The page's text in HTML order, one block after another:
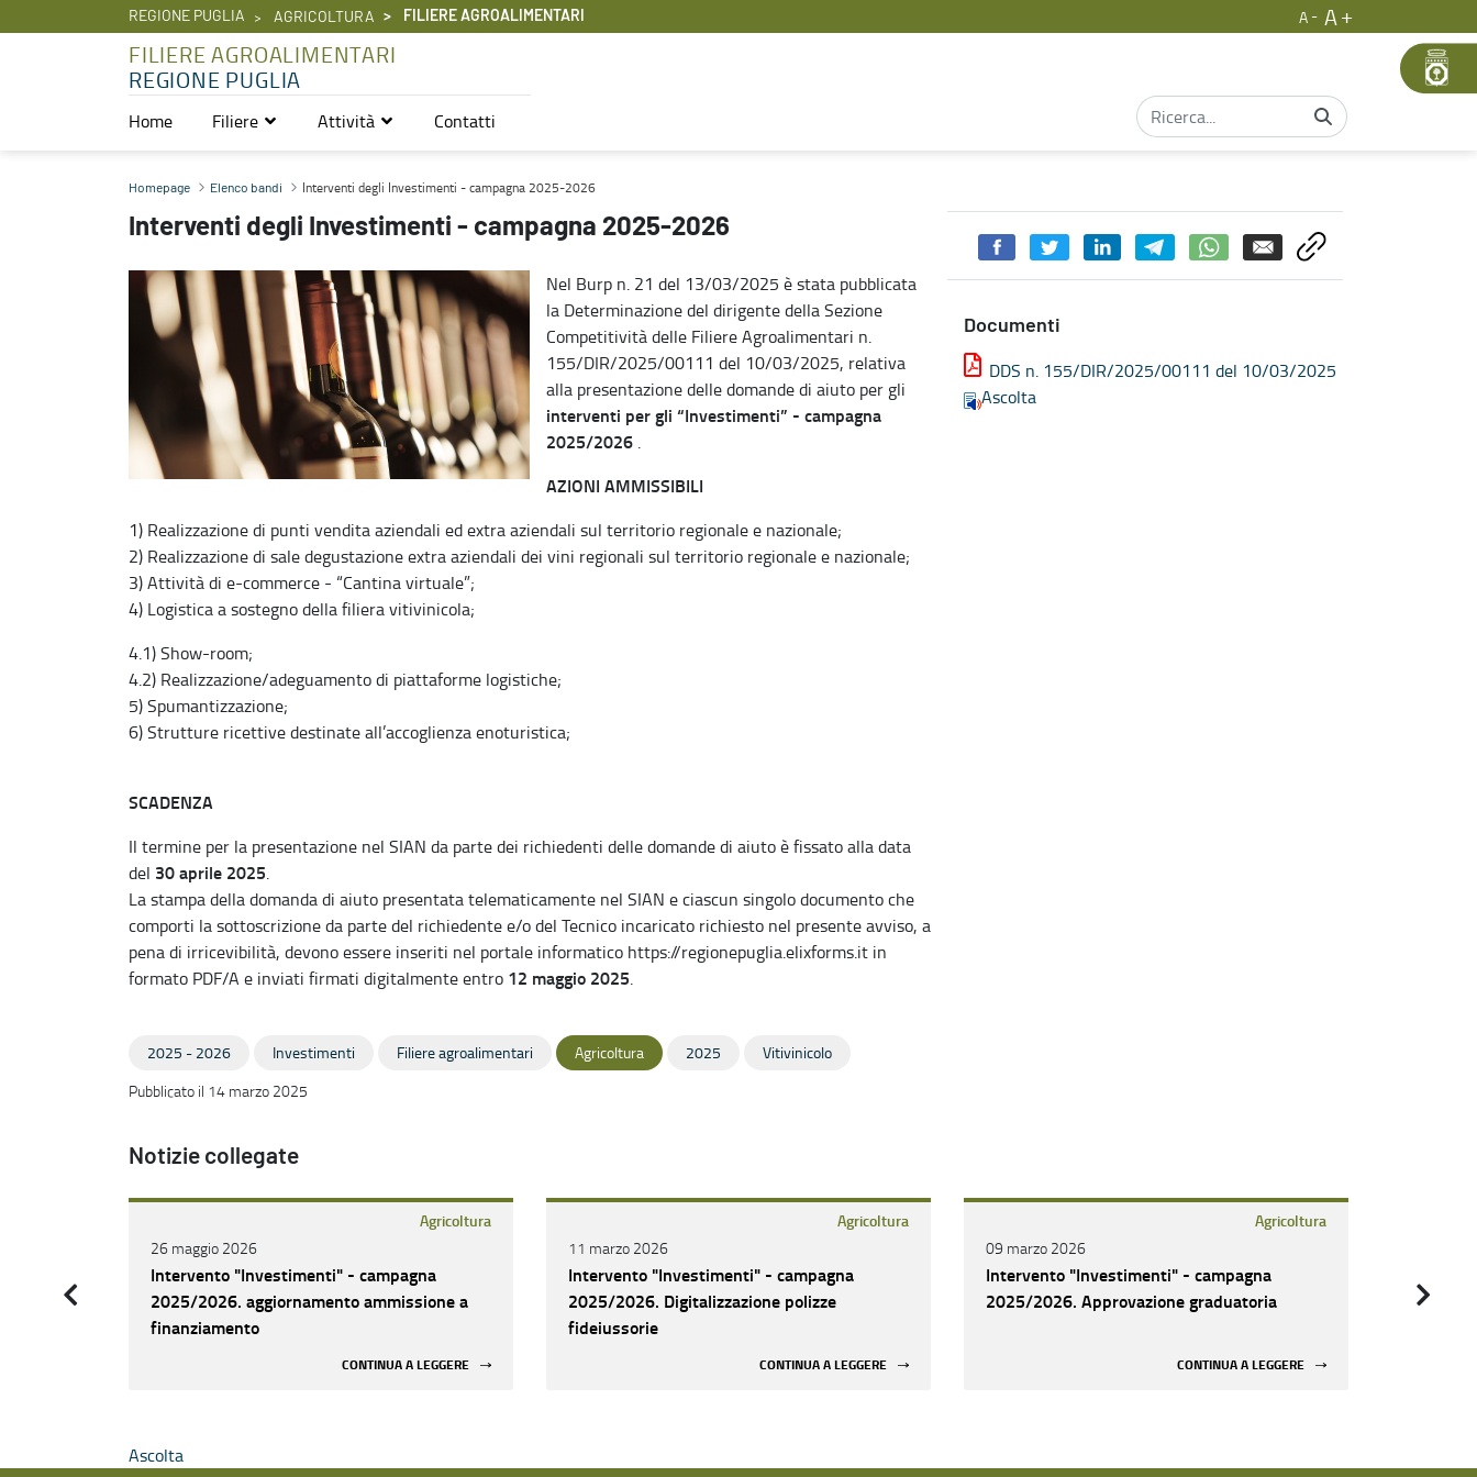
REGIONE PUGLIA AGRICOLTURA FILIERE AGROALIMENTARI A
A
FILIERE AGROALIMENTARI
REGIONE PUGLIA
Home Filiere Attività Contatti
Interventi degli Investimenti - campagna 2025-2026 - Filiere Agroalimentari
Homepage Elenco bandi Interventi degli Investimenti - campagna 2025-2026
Interventi degli Investimenti - campagna 2025-2026
Nel Burp n. 21 del 13/03/2025 è stata pubblicata
la Determinazione del dirigente della Sezione
Competitività delle Filiere Agroalimentari n.
155/DIR/2025/00111 del 10/03/2025, relativa
alla presentazione delle domande di aiuto per gli
interventi per gli “Investimenti” - campagna
2025/2026 .
AZIONI AMMISSIBILI
1) Realizzazione di punti vendita aziendali ed extra aziendali sul territorio regionale e nazionale;
2) Realizzazione di sale degustazione extra aziendali dei vini regionali sul territorio regionale e nazionale;
3) Attività di e-commerce - “Cantina virtuale”;
4) Logistica a sostegno della filiera vitivinicola;
4.1) Show-room;
4.2) Realizzazione/adeguamento di piattaforme logistiche;
5) Spumantizzazione;
6) Strutture ricettive destinate all’accoglienza enoturistica;
SCADENZA
Il termine per la presentazione nel SIAN da parte dei richiedenti delle domande di aiuto è fissato alla data
del 30 aprile 2025.
La stampa della domanda di aiuto presentata telematicamente nel SIAN e ciascun singolo documento che
comporti la sottoscrizione da parte del richiedente e/o del Tecnico incaricato richiesto nel presente avviso, a
pena di irricevibilità, devono essere inseriti nel portale informatico https://regionepuglia.elixforms.it in
formato PDF/A e inviati firmati digitalmente entro 12 maggio 2025.
Documenti
DDS n. 155/DIR/2025/00111 del 10/03/2025
Ascolta
2025 - 2026 Investimenti Filiere agroalimentari Agricoltura 2025
Vitivinicolo
Pubblicato il 14 marzo 2025
Notizie collegate
Agricoltura
26 maggio 2026
Intervento "Investimenti" - campagna
2025/2026. aggiornamento ammissione a
finanziamento
CONTINUA A LEGGERE
Agricoltura
11 marzo 2026
Intervento "Investimenti" - campagna
2025/2026. Digitalizzazione polizze
fideiussorie
CONTINUA A LEGGERE
Agricoltura
09 marzo 2026
Intervento "Investimenti" - campagna
2025/2026. Approvazione graduatoria
CONTINUA A LEGGERE
2025/
Ascolta